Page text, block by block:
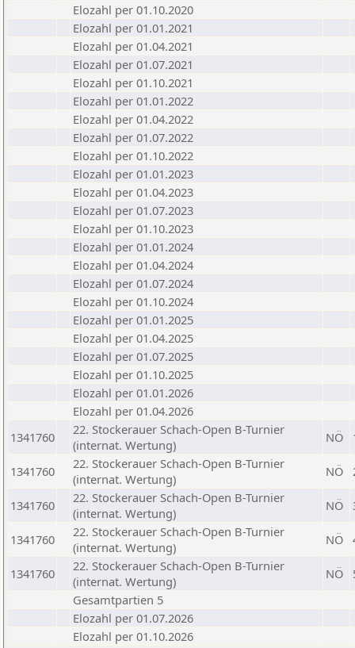
Elozahl per 01.10.2020
Elozahl per 01.01.2021
Elozahl per 01.04.2021
Elozahl per 01.07.2021
Elozahl per 01.10.2021
Elozahl per 01.01.2022
Elozahl per 01.04.2022
Elozahl per 01.07.2022
Elozahl per 01.10.2022
Elozahl per 01.01.2023
Elozahl per 01.04.2023
Elozahl per 01.07.2023
Elozahl per 01.10.2023
Elozahl per 01.01.2024
Elozahl per 01.04.2024
Elozahl per 01.07.2024
Elozahl per 01.10.2024
Elozahl per 01.01.2025
Elozahl per 01.04.2025
Elozahl per 01.07.2025
Elozahl per 01.10.2025
Elozahl per 01.01.2026
Elozahl per 01.04.2026
1341760
22. Stockerauer Schach-Open B-Turnier
(internat. Wertung)
NÖ
1341760
22. Stockerauer Schach-Open B-Turnier
(internat. Wertung)
NÖ
1341760
22. Stockerauer Schach-Open B-Turnier
(internat. Wertung)
NÖ
1341760
22. Stockerauer Schach-Open B-Turnier
(internat. Wertung)
NÖ
1341760
22. Stockerauer Schach-Open B-Turnier
(internat. Wertung)
NÖ
Gesamtpartien 5
Elozahl per 01.07.2026
Elozahl per 01.10.2026